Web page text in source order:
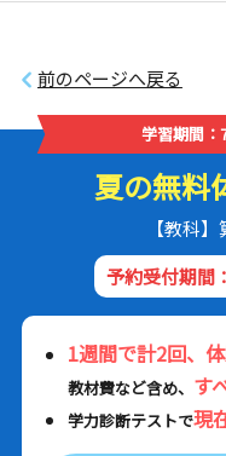
前のページへ戻る
学習期間：
夏の無料
【教科
予約受付期間
1週間で計2回、
教材費など含め、 す
学力診断テストで現